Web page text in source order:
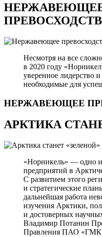
Несмотря на все
в 2020 году
уверенное лидерство
необходимые для
НЕРЖАВЕЮЩЕЕ
АРКТИКА
«Норникель» — одно
предприятий в
С развитием этого
и стратегические
дальнейшая работа
изучения Арктики,
и достоверных
Владимир Потанин
Правления ПАО «ГМК